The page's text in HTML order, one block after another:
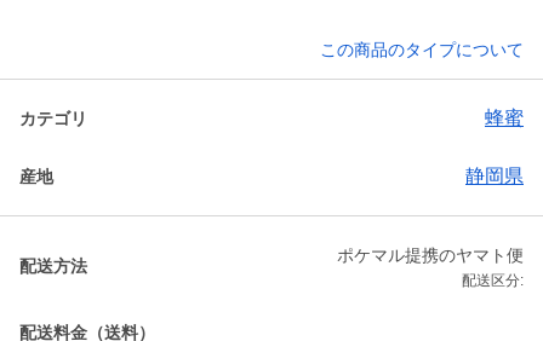
この商品のタイプについて
カテゴリ 蜂蜜
産地 静岡県
配送方法
ポケマル提携のヤマト便
配送区分:
配送料金（送料）